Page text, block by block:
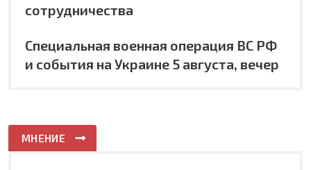
сотрудничества
Специальная военная операция ВС РФ
и события на Украине 5 августа, вечер
МНЕНИЕ